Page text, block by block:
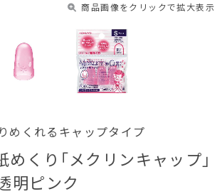
商品画像をクリックで拡大表示
めくれるキャップタイプ
めくり｢メクリンキャップ｣
明ピンク